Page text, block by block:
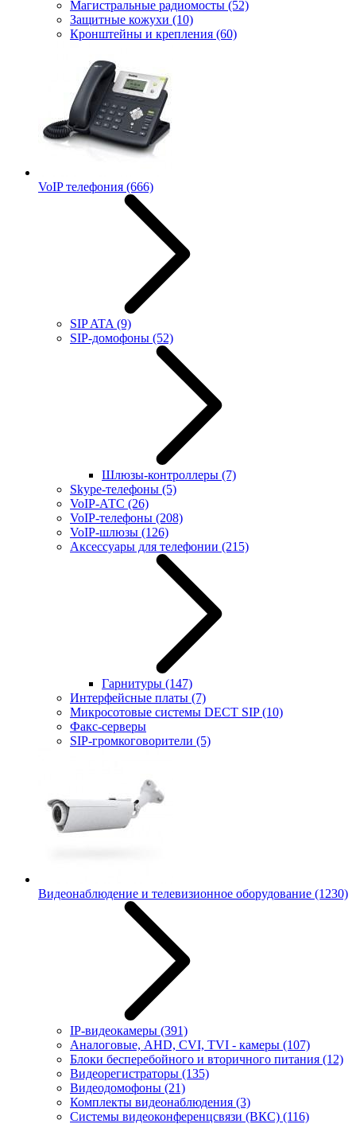
Магистральные радиомосты (52)
Защитные кожухи (10)
Кронштейны и крепления (60)
VoIP телефония (666)
SIP ATA (9)
SIP-домофоны (52)
Шлюзы-контроллеры (7)
Skype-телефоны (5)
VoIP-АТС (26)
VoIP-телефоны (208)
VoIP-шлюзы (126)
Аксессуары для телефонии (215)
Гарнитуры (147)
Интерфейсные платы (7)
Микросотовые системы DECT SIP(10)
Факс-серверы
SIP-громкоговорители (5)
Видеонаблюдение и телевизионное оборудование (1230)
IP-видеокамеры (391)
Аналоговые, AHD, CVI, TVI - камеры (107)
Блоки бесперебойного и вторичного питания (12)
Видеорегистраторы (135)
Видеодомофоны (21)
Комплекты видеонаблюдения (3)
Системы видеоконференцсвязи (ВКС) (116)